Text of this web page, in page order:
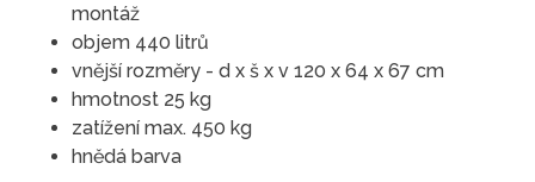
montáž
objem 440 litrů
vnější rozměry - d x š x v 120 x 64 x 67 cm
hmotnost 25 kg
zatížení max. 450 kg
hnědá barva